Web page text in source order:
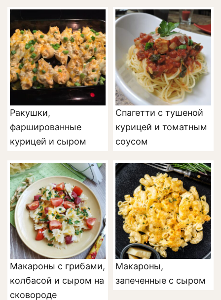
Ракушки,
фаршированные
курицей и сыром
Спагетти с тушеной
курицей и томатным
соусом
Макароны с грибами,
колбасой и сыром на
сковороде
Макароны,
запеченные с сыром